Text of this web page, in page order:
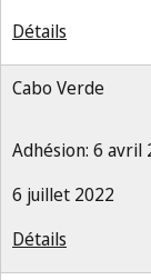
Détails
Cabo Verde
Adhésion: 6 avril
6 juillet 2022
Détails